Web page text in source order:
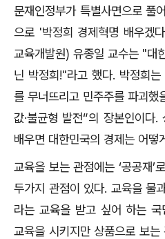
문재인정부가 특별사면으로 풀
으로 '박정희 경제혁명 배우겠
교육개발원) 유종일 교수는 "대
닌 박정희!"라고 했다. 박정희
를 무너뜨리고 민주주를 파괴했
값·불균형 발전“의 장본인이다
배우면 대한민국의 경제는 어떻
교육을 보는 관점에는 ‘공공재’
두가지 관점이 있다. 교육을 물
라는 교육을 받고 싶어 하는
교육을 시키지만 상품으로 보